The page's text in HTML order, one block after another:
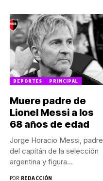
DEPORTES PRINCIPAL
Muere padre de
Lionel Messi a los
68 años de edad
Jorge Horacio Messi, padre
del capitán de la selección
argentina y figura...
POR:REDACCIÓN